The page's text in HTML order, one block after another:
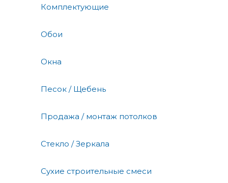
Комплектующие
Обои
Окна
Песок / Щебень
Продажа / монтаж потолков
Стекло / Зеркала
Сухие строительные смеси